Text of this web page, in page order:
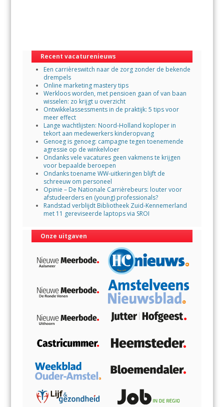
o
o
k
A
p
p
Recent vacaturenieuws
Een carrièreswitch naar de zorg zonder de bekende
drempels
Online marketing mastery tips
Werkloos worden, met pensioen gaan of van baan
wisselen: zo krijgt u overzicht
Ontwikkelassessments in de praktijk: 5 tips voor
meer effect
Lange wachtlijsten: Noord-Holland koploper in
tekort aan medewerkers kinderopvang
Genoeg is genoeg: campagne tegen toenemende
agressie op de winkelvloer
Ondanks vele vacatures geen vakmens te krijgen
voor bepaalde beroepen
Ondanks toename WW-uitkeringen blijft de
schreeuw om personeel
Opinie – De Nationale Carrièrebeurs: louter voor
afstudeerders en (young) professionals?
Randstad verblijdt Bibliotheek Zuid-Kennemerland
met 11 gereviseerde laptops via SROI
Onze uitgaven